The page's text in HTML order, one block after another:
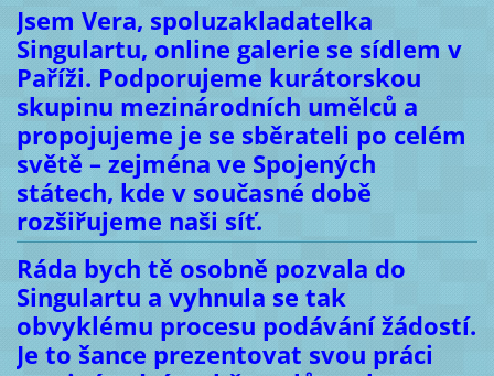
Jsem Vera, spoluzakladatelka
Singulartu, online galerie se sídlem v
Paříži. Podporujeme kurátorskou
skupinu mezinárodních umělců a
propojujeme je se sběrateli po celém
světě – zejména ve Spojených
státech, kde v současné době
rozšiřujeme naši síť.
Ráda bych tě osobně pozvala do
Singulartu a vyhnula se tak
obvyklému procesu podávání žádostí.
Je to šance prezentovat svou práci